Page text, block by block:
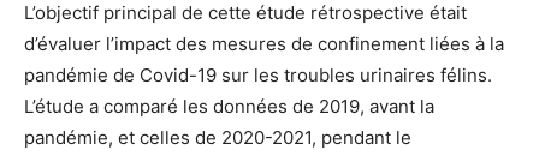
L’objectif principal de cette étude rétrospective était
d’évaluer l’impact des mesures de confinement liées à la
pandémie de Covid-19 sur les troubles urinaires félins.
L’étude a comparé les données de 2019, avant la
pandémie, et celles de 2020-2021, pendant le